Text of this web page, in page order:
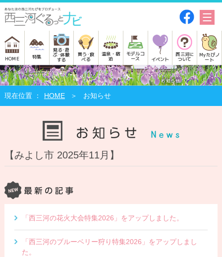
HOME 特集
見る･遊
ぶ･体験
する
買う･食
べる
温泉・宿
泊
モデルコ
ース イベント
西三河に
ついて
Myたびノ
ート
HOME お知らせ
【みよし市 2025年11月】
「西三河の花火大会特集2026」をアップしました。
「西三河のブルーベリー狩り特集2026」をアップしまし
た。